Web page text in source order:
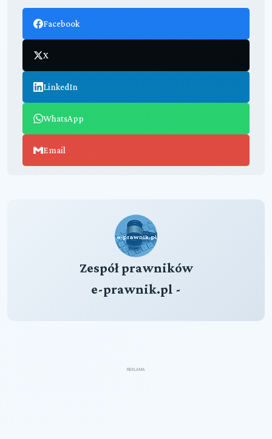
Facebook
X
LinkedIn
WhatsApp
Email
Zespół prawników
e-prawnik.pl -
REKLAMA